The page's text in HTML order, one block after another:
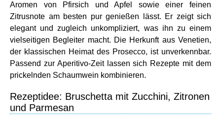
Aromen von Pfirsich und Apfel sowie einer feinen
Zitrusnote am besten pur genießen lässt. Er zeigt sich
elegant und zugleich unkompliziert, was ihn zu einem
vielseitigen Begleiter macht. Die Herkunft aus Venetien,
der klassischen Heimat des Prosecco, ist unverkennbar.
Passend zur Aperitivo-Zeit lassen sich Rezepte mit dem
prickelnden Schaumwein kombinieren.
Rezeptidee: Bruschetta mit Zucchini, Zitronen
und Parmesan